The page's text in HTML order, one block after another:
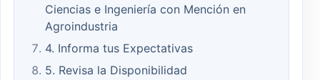
Ciencias e Ingeniería con Mención en
Agroindustria
4. Informa tus Expectativas
5. Revisa la Disponibilidad